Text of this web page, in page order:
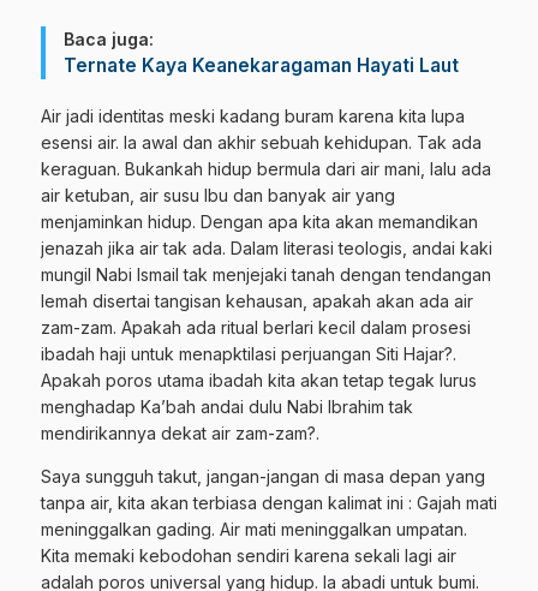
Baca juga:
Ternate Kaya Keanekaragaman Hayati Laut
Air jadi identitas meski kadang buram karena kita lupa
esensi air. Ia awal dan akhir sebuah kehidupan. Tak ada
keraguan. Bukankah hidup bermula dari air mani, lalu ada
air ketuban, air susu Ibu dan banyak air yang
menjaminkan hidup. Dengan apa kita akan memandikan
jenazah jika air tak ada. Dalam literasi teologis, andai kaki
mungil Nabi Ismail tak menjejaki tanah dengan tendangan
lemah disertai tangisan kehausan, apakah akan ada air
zam-zam. Apakah ada ritual berlari kecil dalam prosesi
ibadah haji untuk menapktilasi perjuangan Siti Hajar?.
Apakah poros utama ibadah kita akan tetap tegak lurus
menghadap Ka’bah andai dulu Nabi Ibrahim tak
mendirikannya dekat air zam-zam?.
Saya sungguh takut, jangan-jangan di masa depan yang
tanpa air, kita akan terbiasa dengan kalimat ini : Gajah mati
meninggalkan gading. Air mati meninggalkan umpatan.
Kita memaki kebodohan sendiri karena sekali lagi air
adalah poros universal yang hidup. Ia abadi untuk bumi.